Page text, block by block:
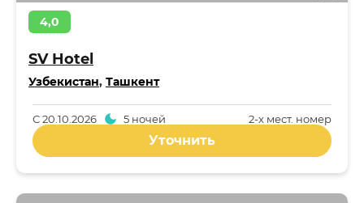
4,0
SV Hotel
Узбекистан, Ташкент
2-x мест. номер
С20.10.2026 5 ночей
Уточнить